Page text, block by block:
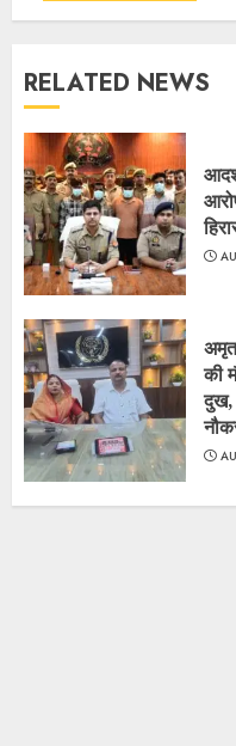
RELATED NEWS
अमृत
की
दुख,